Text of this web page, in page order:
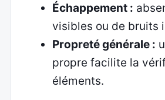
Échappement :
visibles ou de bruits
Propreté générale :
propre facilite la
éléments.